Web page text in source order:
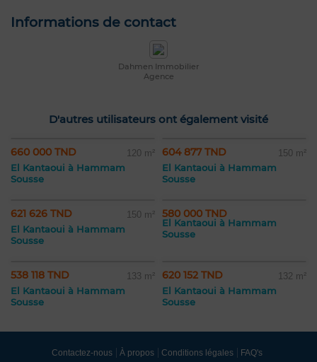
Informations de contact
Dahmen Immobilier
Agence
D'autres utilisateurs ont également visité
660 000 TND 120 m²
El Kantaoui à Hammam
Sousse
604 877 TND 150 m²
El Kantaoui à Hammam
Sousse
621 626 TND 150 m²
El Kantaoui à Hammam
Sousse
580 000 TND
El Kantaoui à Hammam
Sousse
538 118 TND 133 m²
El Kantaoui à Hammam
Sousse
620 152 TND 132 m²
El Kantaoui à Hammam
Sousse
Contactez-nous À propos Conditions légales FAQ's